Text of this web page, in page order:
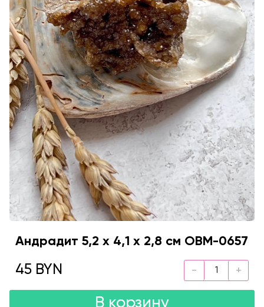
Андрадит 5,2 х 4,1 х 2,8 см OBM-0657
45 BYN
В корзину